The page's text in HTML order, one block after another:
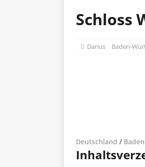
Schloss
Darius Baden-
Deutschland /